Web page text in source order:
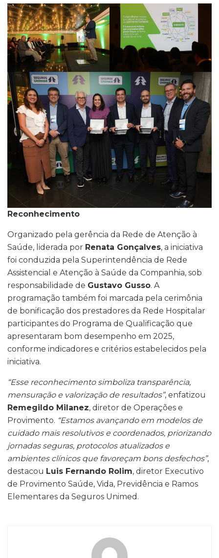
Reconhecimento
Organizado pela gerência da Rede de Atenção à
Saúde, liderada por Renata Gonçalves, a iniciativa
foi conduzida pela Superintendência de Rede
Assistencial e Atenção à Saúde da Companhia, sob
responsabilidade de Gustavo Gusso. A
programação também foi marcada pela cerimônia
de bonificação dos prestadores da Rede Hospitalar
participantes do Programa de Qualificação que
apresentaram bom desempenho em 2025,
conforme indicadores e critérios estabelecidos pela
iniciativa.
“Esse reconhecimento simboliza transparência,
mensuração e valorização de resultados”, enfatizou
Remegildo Milanez, diretor de Operações e
Provimento. “Estamos avançando em modelos de
cuidado mais resolutivos e coordenados, priorizando
jornadas seguras, protocolos atualizados e
ambientes clínicos que favoreçam bons desfechos”,
destacou Luis Fernando Rolim, diretor Executivo
de Provimento Saúde, Vida, Previdência e Ramos
Elementares da Seguros Unimed.